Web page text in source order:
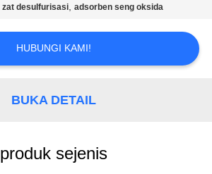
zat desulfurisasi,adsorben seng oksida
HUBUNGI KAMI!
BUKA DETAIL
produk sejenis